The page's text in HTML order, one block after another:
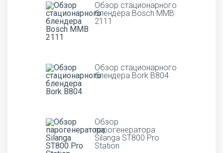
Обзор стационарного
блендера Bosch MMB
2111
Обзор стационарного
блендера Bork B804
Обзор
парогенератора
Silanga ST800 Pro
Station